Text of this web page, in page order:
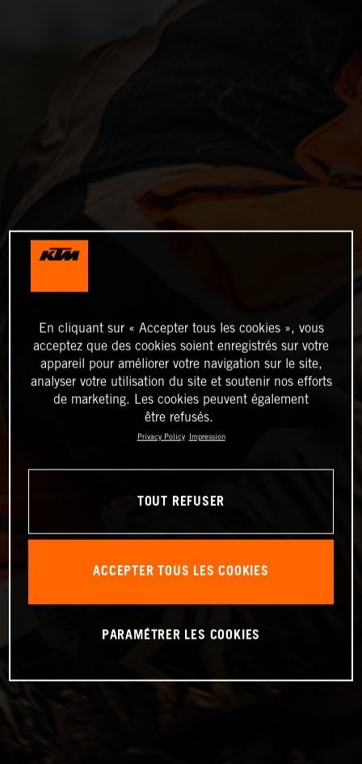
En cliquant sur « Accepter tous les cookies », vous
acceptez que des cookies soient enregistrés sur votre
appareil pour améliorer votre navigation sur le site,
analyser votre utilisation du site et soutenir nos efforts
de marketing. Les cookies peuvent également
être refusés.
Privacy Policy Impression
TOUT REFUSER
ACCEPTER TOUS LES COOKIES
PARAMÉTRER LES COOKIES